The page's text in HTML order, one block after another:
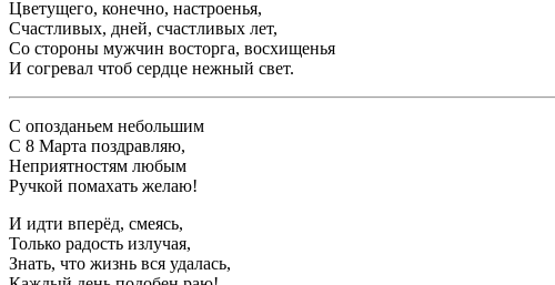
Цветущего, конечно, настроенья,
Счастливых, дней, счастливых лет,
Со стороны мужчин восторга, восхищенья
И согревал чтоб сердце нежный свет.
С опозданьем небольшим
С 8 Марта поздравляю,
Неприятностям любым
Ручкой помахать желаю!
И идти вперёд, смеясь,
Только радость излучая,
Знать, что жизнь вся удалась,